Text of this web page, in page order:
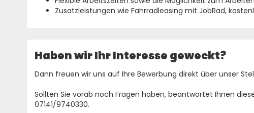
Zusatzleistungen wie Fahrradleasing mit JobRad,
Haben wir Ihr Interesse geweckt?
Dann freuen wir uns auf Ihre Bewerbung direkt über unser
Sollten Sie vorab noch Fragen haben, beantwortet Ihnen
07141/9740330.